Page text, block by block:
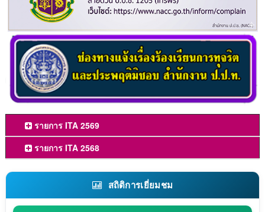
รายการ ITA 2569
รายการ ITA 2568
สถิติการเยี่ยมชม